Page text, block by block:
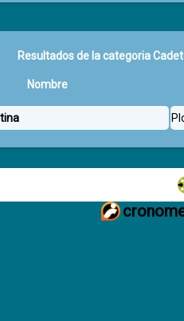
Resultados de la categoria
Nombre